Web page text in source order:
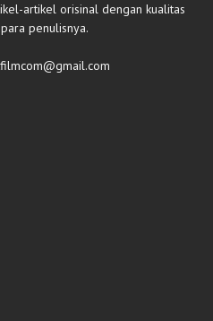
artikel orisinal dengan kualitas
penulisnya.